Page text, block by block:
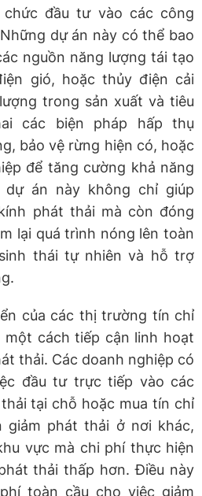
đầu tư vào các công
dự án này có thể bao
nguồn năng lượng tái tạo
gió, hoặc thủy điện cải
trong sản xuất và tiêu
các biện pháp hấp thụ
bảo vệ rừng hiện có, hoặc
để tăng cường khả năng
dự án này không chỉ giúp
phát thải mà còn đóng
lại quá trình nóng lên toàn
thái tự nhiên và hỗ trợ
của các thị trường tín chỉ
một cách tiếp cận linh hoạt
thải. Các doanh nghiệp có
đầu tư trực tiếp vào các
tại chỗ hoặc mua tín chỉ
giảm phát thải ở nơi khác,
vực mà chi phí thực hiện
thải thấp hơn. Điều này
toàn cầu cho việc giảm